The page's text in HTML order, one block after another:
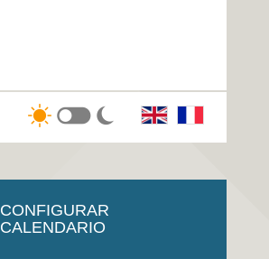
CONFIGURAR
CALENDARIO